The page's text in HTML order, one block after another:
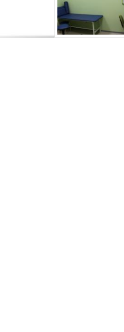
Продвижение